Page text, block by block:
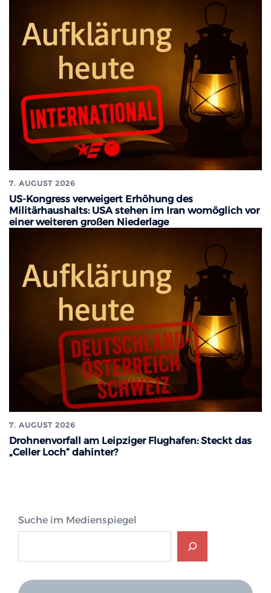
7. AUGUST 2026
US-Kongress verweigert Erhöhung des
Militärhaushalts: USA stehen im Iran womöglich vor
einer weiteren großen Niederlage
7. AUGUST 2026
Drohnenvorfall am Leipziger Flughafen: Steckt das
„Celler Loch“ dahinter?
Suche im Medienspiegel